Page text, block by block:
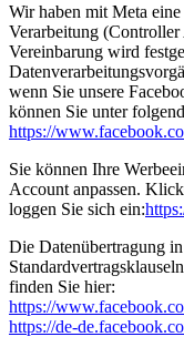
Wir haben mit Meta
Verarbeitung (Controller
Vereinbarung wird
wenn Sie unsere
können Sie unter
https://
Sie können Ihre
Account anpassen.
loggen Sie sich ein:
Die Datenübertragung
finden Sie hier:
https://
https://de-